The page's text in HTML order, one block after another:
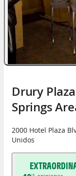
Drury
Springs
2000 Hotel Plaza
Unidos